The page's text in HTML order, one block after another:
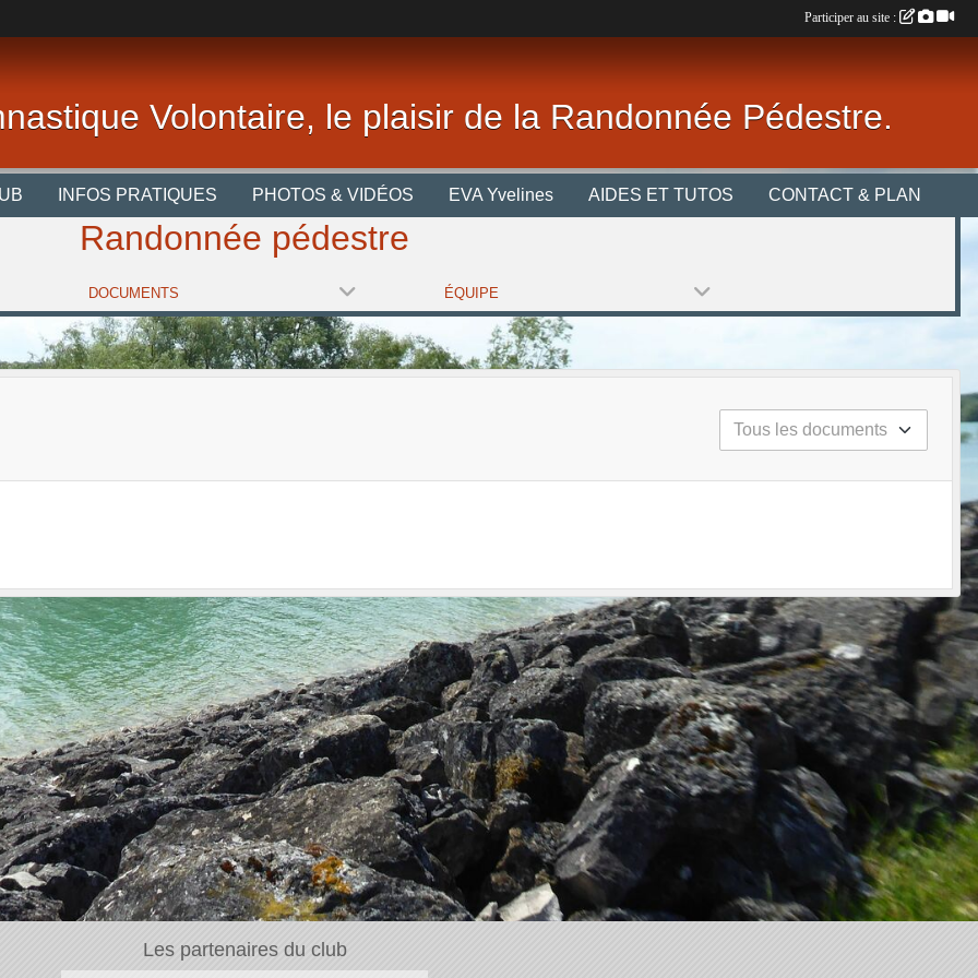
Volontaire, le plaisir de la Randonnée Pédestre.
INFOS PRATIQUES PHOTOS & VIDÉOS EVA Yvelines AIDES ET TUTOS CONTACT & PLAN
Randonnée pédestre
DOCUMENTS ÉQUIPE
Les partenaires du club
Participer au site :